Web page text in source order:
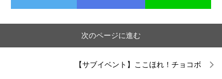
次のページに進む
【サブイベント】ここほれ！チョコボ